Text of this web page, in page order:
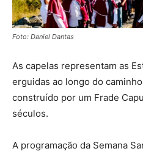
Foto: Daniel Dantas
As capelas representam as
erguidas ao longo do
construído por um Frade
séculos.
A programação da Semana